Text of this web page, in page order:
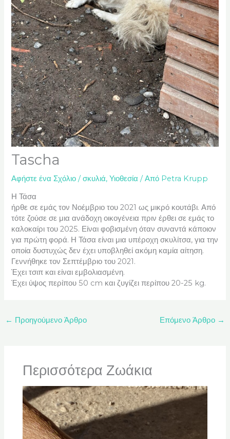
Tascha
Αφήστε ένα Σχόλιο /σκυλιά,Υιοθεσία / Από Petra Krupp
Η Τάσα
ήρθε σε εμάς τον Νοέμβριο του 2021 ως μικρό κουτάβι. Από
τότε ζούσε σε μια ανάδοχη οικογένεια πριν έρθει σε εμάς το
καλοκαίρι του 2025. Είναι φοβισμένη όταν συναντά κάποιον
για πρώτη φορά. Η Τάσα είναι μια υπέροχη σκυλίτσα, για την
οποία δυστυχώς δεν έχει υποβληθεί ακόμη καμία αίτηση.
Γεννήθηκε τον Σεπτέμβριο του 2021.
Έχει τσιπ και είναι εμβολιασμένη.
Έχει ύψος περίπου 50 cm και ζυγίζει περίπου 20-25 kg.
← Προηγούμενο Άρθρο Επόμενο Άρθρο →
Περισσότερα Ζωάκια